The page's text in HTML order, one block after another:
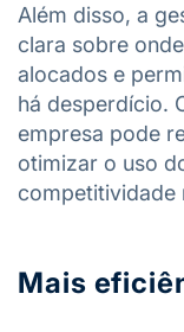
Além disso, a
clara sobre
alocados e
há desperdício.
empresa pode
otimizar o uso
competitividade
Mais